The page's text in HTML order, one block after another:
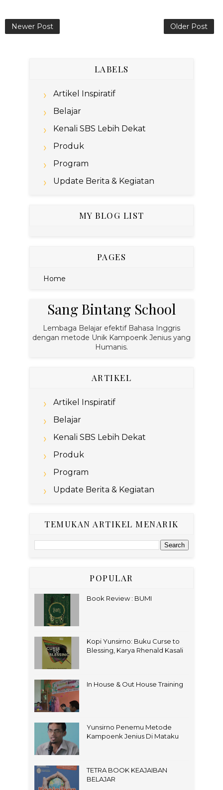
Newer Post Older Post
LABELS
Artikel Inspiratif
Belajar
Kenali SBS Lebih Dekat
Produk
Program
Update Berita & Kegiatan
MY BLOG LIST
PAGES
Home
Sang Bintang School
Lembaga Belajar efektif Bahasa Inggris
dengan metode Unik Kampoenk Jenius yang
Humanis.
ARTIKEL
Artikel Inspiratif
Belajar
Kenali SBS Lebih Dekat
Produk
Program
Update Berita & Kegiatan
TEMUKAN ARTIKEL MENARIK
POPULAR
Book Review : BUMI
Kopi Yunsirno: Buku Curse to
Blessing, Karya Rhenald Kasali
In House & Out House Training
Yunsirno Penemu Metode
Kampoenk Jenius Di Mataku
TETRA BOOK KEAJAIBAN
BELAJAR